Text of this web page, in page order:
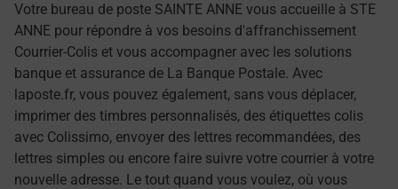
Votre bureau de poste SAINTE ANNE vous accueille à STE
ANNE pour répondre à vos besoins d'affranchissement
Courrier-Colis et vous accompagner avec les solutions
banque et assurance de La Banque Postale. Avec
laposte.fr, vous pouvez également, sans vous déplacer,
imprimer des timbres personnalisés, des étiquettes colis
avec Colissimo, envoyer des lettres recommandées, des
lettres simples ou encore faire suivre votre courrier à votre
nouvelle adresse. Le tout quand vous voulez, où vous